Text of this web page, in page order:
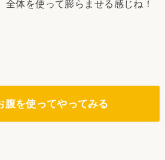
全体を使って膨らませる感じね！
腹を使ってやってみる